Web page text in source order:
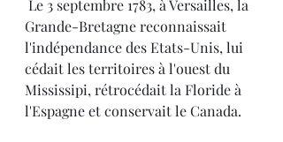
Grande-Bretagne reconnaissait
l'indépendance des Etats-Unis, lui
cédait les territoires à l'ouest du
Mississipi, rétrocédait la Floride à
l'Espagne et conservait le Canada.